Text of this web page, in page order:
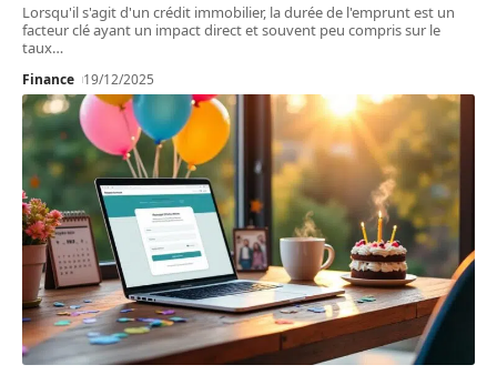
Lorsqu'il s'agit d'un crédit immobilier, la durée de l'emprunt est un
facteur clé ayant un impact direct et souvent peu compris sur le
taux…
Finance 19/12/2025